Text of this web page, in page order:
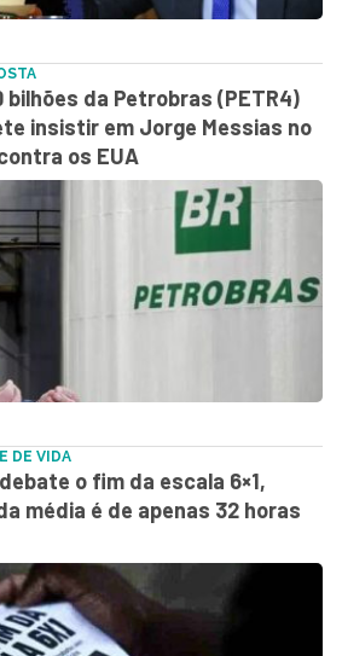
bilhões da Petrobras (PETR4)
insistir em Jorge Messias no
os EUA
DE VIDA
o fim da escala 6×1,
média é de apenas 32 horas